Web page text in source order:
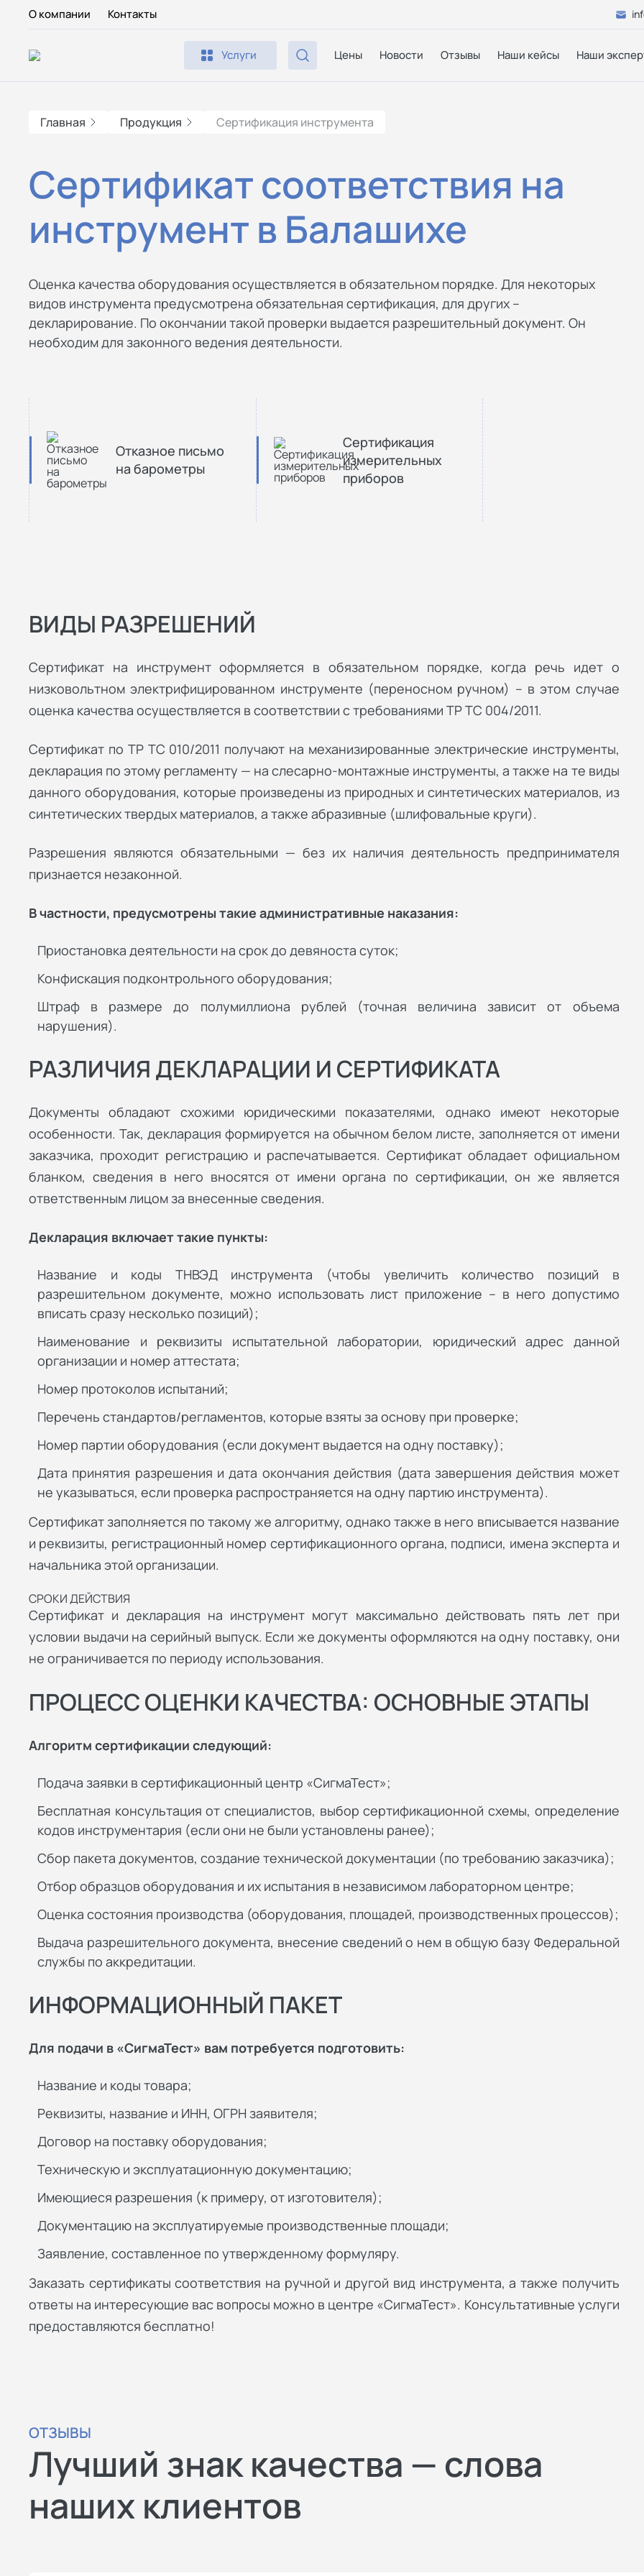
О компании Контакты
Услуги Цены Новости Отзывы Наши кейсы Наши
Главная Продукция Сертификация инструмента
Сертификат соответствия на
инструмент в Балашихе
Оценка качества оборудования осуществляется в обязательном порядке. Для некоторых
видов инструмента предусмотрена обязательная сертификация, для других –
декларирование. По окончании такой проверки выдается разрешительный документ. Он
необходим для законного ведения деятельности.
Отказное письмо
на барометры
Сертификация
измерительных
приборов
ВИДЫ РАЗРЕШЕНИЙ
Сертификат на инструмент оформляется в обязательном порядке, когда речь идет о
низковольтном электрифицированном инструменте (переносном ручном) – в этом случае
оценка качества осуществляется в соответствии с требованиями ТР ТС 004/2011.
Сертификат по ТР ТС 010/2011 получают на механизированные электрические инструменты,
декларация по этому регламенту — на слесарно-монтажные инструменты, а также на те виды
данного оборудования, которые произведены из природных и синтетических материалов, из
синтетических твердых материалов, а также абразивные (шлифовальные круги).
Разрешения являются обязательными — без их наличия деятельность предпринимателя
признается незаконной.
В частности, предусмотрены такие административные наказания:
Приостановка деятельности на срок до девяноста суток;
Конфискация подконтрольного оборудования;
Штраф в размере до полумиллиона рублей (точная величина зависит от объема
нарушения).
РАЗЛИЧИЯ ДЕКЛАРАЦИИ И СЕРТИФИКАТА
Документы обладают схожими юридическими показателями, однако имеют некоторые
особенности. Так, декларация формируется на обычном белом листе, заполняется от имени
заказчика, проходит регистрацию и распечатывается. Сертификат обладает официальном
бланком, сведения в него вносятся от имени органа по сертификации, он же является
ответственным лицом за внесенные сведения.
Декларация включает такие пункты:
Название и коды ТНВЭД инструмента (чтобы увеличить количество позиций в
разрешительном документе, можно использовать лист приложение – в него допустимо
вписать сразу несколько позиций);
Наименование и реквизиты испытательной лаборатории, юридический адрес данной
организации и номер аттестата;
Номер протоколов испытаний;
Перечень стандартов/регламентов, которые взяты за основу при проверке;
Номер партии оборудования (если документ выдается на одну поставку);
Дата принятия разрешения и дата окончания действия (дата завершения действия может
не указываться, если проверка распространяется на одну партию инструмента).
Сертификат заполняется по такому же алгоритму, однако также в него вписывается название
и реквизиты, регистрационный номер сертификационного органа, подписи, имена эксперта и
начальника этой организации.
СРОКИ ДЕЙСТВИЯ
Сертификат и декларация на инструмент могут максимально действовать пять лет при
условии выдачи на серийный выпуск. Если же документы оформляются на одну поставку, они
не ограничивается по периоду использования.
ПРОЦЕСС ОЦЕНКИ КАЧЕСТВА: ОСНОВНЫЕ ЭТАПЫ
Алгоритм сертификации следующий:
Подача заявки в сертификационный центр «СигмаТест»;
Бесплатная консультация от специалистов, выбор сертификационной схемы, определение
кодов инструментария (если они не были установлены ранее);
Сбор пакета документов, создание технической документации (по требованию заказчика);
Отбор образцов оборудования и их испытания в независимом лабораторном центре;
Оценка состояния производства (оборудования, площадей, производственных процессов);
Выдача разрешительного документа, внесение сведений о нем в общую базу Федеральной
службы по аккредитации.
ИНФОРМАЦИОННЫЙ ПАКЕТ
Для подачи в «СигмаТест» вам потребуется подготовить:
Название и коды товара;
Реквизиты, название и ИНН, ОГРН заявителя;
Договор на поставку оборудования;
Техническую и эксплуатационную документацию;
Имеющиеся разрешения (к примеру, от изготовителя);
Документацию на эксплуатируемые производственные площади;
Заявление, составленное по утвержденному формуляру.
Заказать сертификаты соответствия на ручной и другой вид инструмента, а также получить
ответы на интересующие вас вопросы можно в центре «СигмаТест». Консультативные услуги
предоставляются бесплатно!
ОТЗЫВЫ
Лучший знак качества — слова
наших клиентов